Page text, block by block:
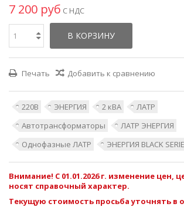
7 200 руб С НДС
В КОРЗИНУ
Печать Добавить к сравнению
220В ЭНЕРГИЯ 2 кВА
ЛАТР
Автотрансформаторы
ЛАТР ЭНЕРГИЯ
Однофазные ЛАТР
ЭНЕРГИЯ BLACK
Внимание! С 01.01.2026 г. изменение цен,
носят справочный характер.
Текущую стоимость просьба уточнять в